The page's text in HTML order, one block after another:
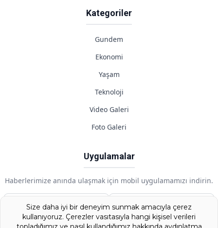
Kategoriler
Gundem
Ekonomi
Yaşam
Teknoloji
Video Galeri
Foto Galeri
Uygulamalar
Haberlerimize anında ulaşmak için mobil uygulamamızı indirin.
Google Play App Store
Size daha iyi bir deneyim sunmak amacıyla çerez
kullanıyoruz. Çerezler vasıtasıyla hangi kişisel verileri